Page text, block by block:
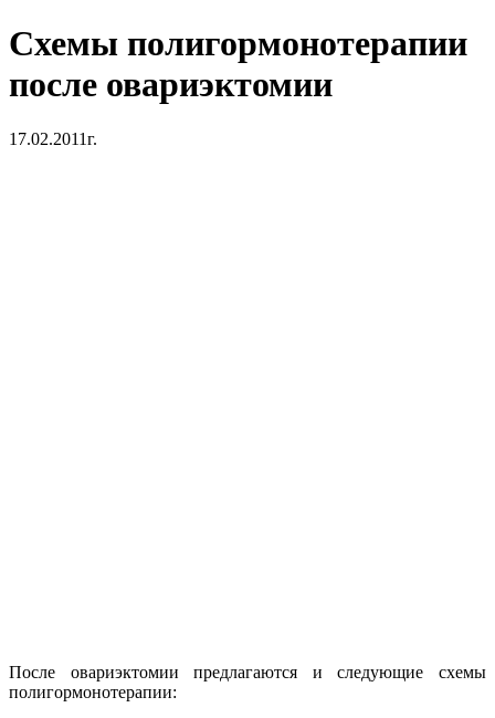
Схемы полигормонотерапии
после овариэктомии
17.02.2011г.
После овариэктомии предлагаются и следующие схемы
полигормонотерапии: